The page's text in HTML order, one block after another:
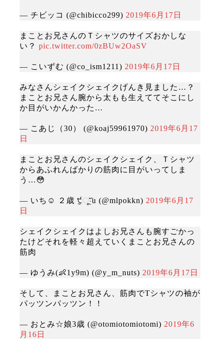
— チビッコ (@chibicco299) 2019年6月17日
まことお兄さんのＴシャツのサイズおかしな
い？ pic.twitter.com/0zBUw2OaSV
— こいずむ (@co_ism1211) 2019年6月17日
みなさんシェイクシェイクげんき見ました…？
まことお兄さん腕から太もも生えててそこにし
か目がいかんかった…
— こあじ（30） (@koaj59961970) 2019年6月17
日
まことお兄さんのシェイクシェイク、Ｔシャツ
からあふれんばかりの筋肉に目がいってしま
う…😳
— いち☺︎ ２歳 ੯ੁૂ‧̀͡u (@mlpokkn) 2019年6月17
日
シェイクシェイクはよしお兄さんも腕すごかっ
たけどそれを軽々超えていくまことお兄さんの
筋肉
— ゆうみ(👶1y9m) (@y_m_nuts) 2019年6月17日
そして、まことお兄さん、筋肉でTシャツの袖が
パッツンパッツン！！
— おとみ☆娘3歳 (@otomiotomiotomi) 2019年6
月16日